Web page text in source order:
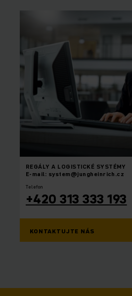
REGÁLY A LOGISTICKÉ SYSTÉMY
E-mail: system@jungheinrich.cz
Telefon
+420 313 333 193
KONTAKTUJTE NÁS